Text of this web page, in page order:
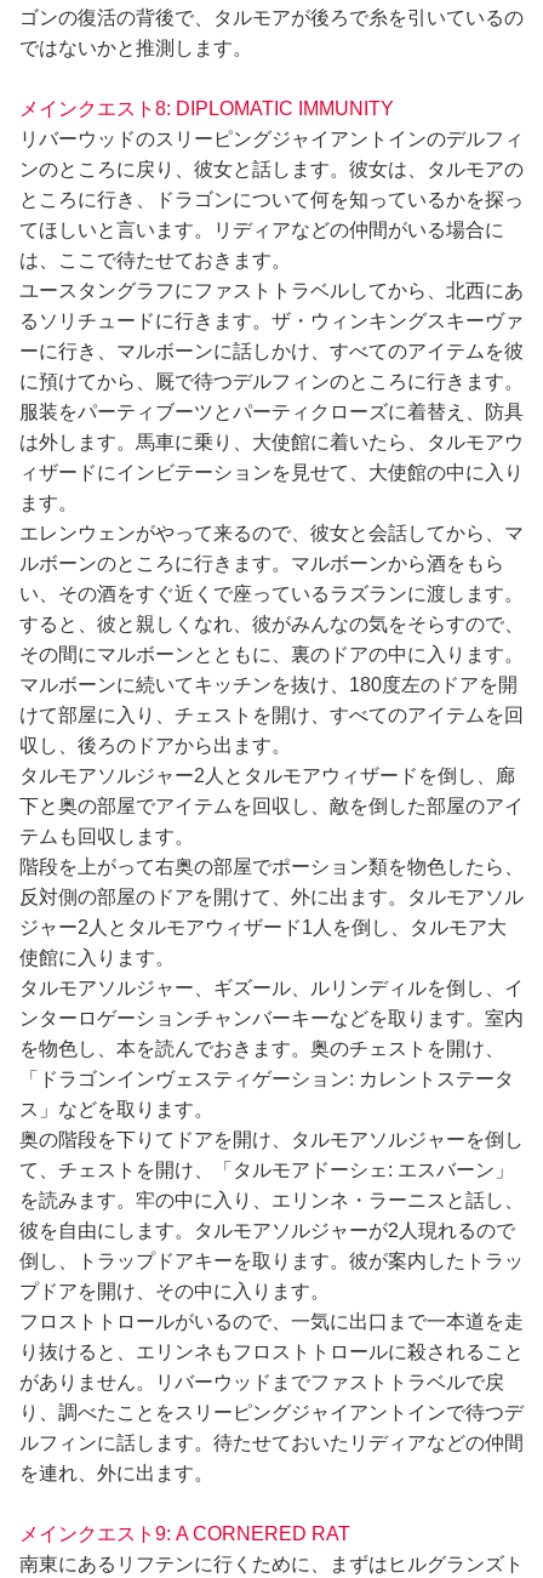
ゴンの復活の背後で、タルモアが後ろで糸を引いているの
ではないかと推測します。
メインクエスト8: DIPLOMATIC IMMUNITY
リバーウッドのスリーピングジャイアントインのデルフィ
ンのところに戻り、彼女と話します。彼女は、タルモアの
ところに行き、ドラゴンについて何を知っているかを探っ
てほしいと言います。リディアなどの仲間がいる場合に
は、ここで待たせておきます。
ユースタングラフにファストトラベルしてから、北西にあ
るソリチュードに行きます。ザ・ウィンキングスキーヴァ
ーに行き、マルボーンに話しかけ、すべてのアイテムを彼
に預けてから、厩で待つデルフィンのところに行きます。
服装をパーティブーツとパーティクローズに着替え、防具
は外します。馬車に乗り、大使館に着いたら、タルモアウ
ィザードにインビテーションを見せて、大使館の中に入り
ます。
エレンウェンがやって来るので、彼女と会話してから、マ
ルボーンのところに行きます。マルボーンから酒をもら
い、その酒をすぐ近くで座っているラズランに渡します。
すると、彼と親しくなれ、彼がみんなの気をそらすので、
その間にマルボーンとともに、裏のドアの中に入ります。
マルボーンに続いてキッチンを抜け、180度左のドアを開
けて部屋に入り、チェストを開け、すべてのアイテムを回
収し、後ろのドアから出ます。
タルモアソルジャー2人とタルモアウィザードを倒し、廊
下と奥の部屋でアイテムを回収し、敵を倒した部屋のアイ
テムも回収します。
階段を上がって右奥の部屋でポーション類を物色したら、
反対側の部屋のドアを開けて、外に出ます。タルモアソル
ジャー2人とタルモアウィザード1人を倒し、タルモア大
使館に入ります。
タルモアソルジャー、ギズール、ルリンディルを倒し、イ
ンターロゲーションチャンバーキーなどを取ります。室内
を物色し、本を読んでおきます。奥のチェストを開け、
「ドラゴンインヴェスティゲーション: カレントステータ
ス」などを取ります。
奥の階段を下りてドアを開け、タルモアソルジャーを倒し
て、チェストを開け、「タルモアドーシェ: エスバーン」
を読みます。牢の中に入り、エリンネ・ラーニスと話し、
彼を自由にします。タルモアソルジャーが2人現れるので
倒し、トラップドアキーを取ります。彼が案内したトラッ
プドアを開け、その中に入ります。
フロストトロールがいるので、一気に出口まで一本道を走
り抜けると、エリンネもフロストトロールに殺されること
がありません。リバーウッドまでファストトラベルで戻
り、調べたことをスリーピングジャイアントインで待つデ
ルフィンに話します。待たせておいたリディアなどの仲間
を連れ、外に出ます。
メインクエスト9: A CORNERED RAT
南東にあるリフテンに行くために、まずはヒルグランズト